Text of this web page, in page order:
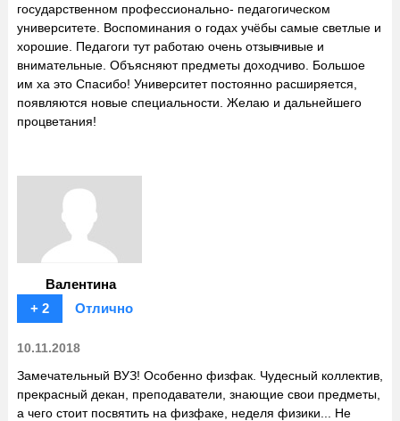
государственном профессионально- педагогическом
университете. Воспоминания о годах учёбы самые светлые и
хорошие. Педагоги тут работаю очень отзывчивые и
внимательные. Объясняют предметы доходчиво. Большое
им ха это Спасибо! Университет постоянно расширяется,
появляются новые специальности. Желаю и дальнейшего
процветания!
Валентина
+ 2
Отлично
10.11.2018
Замечательный ВУЗ! Особенно физфак. Чудесный коллектив,
прекрасный декан, преподаватели, знающие свои предметы,
а чего стоит посвятить на физфаке, неделя физики... Не